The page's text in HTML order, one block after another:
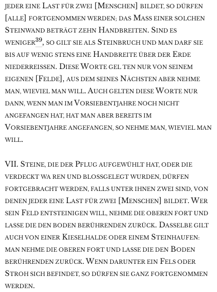
JEDER EINE LAST FÜR ZWEI [MENSCHEN] BILDET, SO DÜRFEN
[ALLE] FORTGENOMMEN WERDEN; DAS MASS EINER SOLCHEN
STEINWAND BETRÄGT ZEHN HANDBREITEN. SIND ES
WENIGER39, SO GILT SIE ALS STEINBRUCH UND MAN DARF SIE
BIS AUF WENIG STENS EINE HANDBREITE ÜBER DER ERDE
NIEDERREISSEN. DIESE WORTE GEL TEN NUR VON SEINEM
EIGENEN [FELDE], AUS DEM SEINES NÄCHSTEN ABER NEHME
MAN, WIEVIEL MAN WILL. AUCH GELTEN DIESE WORTE NUR
DANN, WENN MAN IMVORSIEBENTJAHRE NOCH NICHT
ANGEFANGEN HAT, HAT MAN ABER BEREITS IM
VORSIEBENTJAHRE ANGEFANGEN, SO NEHME MAN, WIEVIEL MAN
WILL.
VII. STEINE, DIE DER PFLUG AUFGEWÜHLT HAT, ODER DIE
VERDECKT WA REN UND BLOSSGELEGT WURDEN, DÜRFEN
FORTGEBRACHT WERDEN, FALLS UNTER IHNEN ZWEI SIND, VON
DENEN JEDER EINE LAST FÜR ZWEI [MENSCHEN] BILDET. WER
SEIN FELD ENTSTEINIGEN WILL, NEHME DIE OBEREN FORT UND
LASSE DIE DEN BODEN BERÜHRENDEN ZURÜCK. DASSELBE GILT
AUCH VON EINER KIESELHALDE ODER EINEM STEINHAUFEN:
MAN NEHME DIE OBEREN FORT UND LASSE DIE DEN BODEN
BERÜHRENDEN ZURÜCK. WENN DARUNTER EIN FELS ODER
STROH SICH BEFINDET, SO DÜRFEN SIE GANZ FORTGENOMMEN
WERDEN.